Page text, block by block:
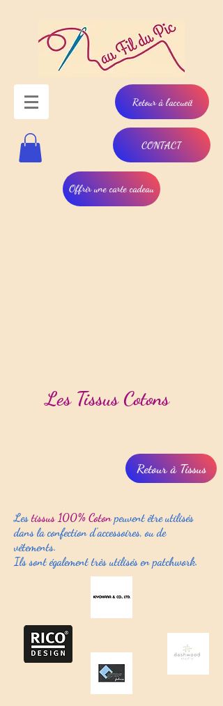
Retour à l'accueil
CONTACT
Offrir une carte cadeau
Les Tissus Cotons
Retour à Tissus
Les tissus 100% Cotonpeuvent être utilisés
dans la confection d'accessoires, ou de
vêtements.
Ils sont également très utilisés en patchwork.